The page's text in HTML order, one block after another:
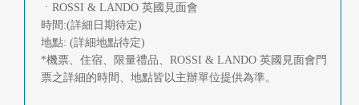
ㆍROSSI & LANDO 英國見面會
時間:(詳細日期待定)
地點: (詳細地點待定)
*機票、住宿、限量禮品、ROSSI & LANDO 英國見面會門
票之詳細的時間、地點皆以主辦單位提供為準。